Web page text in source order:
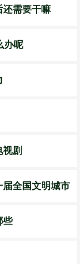
还需要干嘛
办呢
剧
全国文明城市
些